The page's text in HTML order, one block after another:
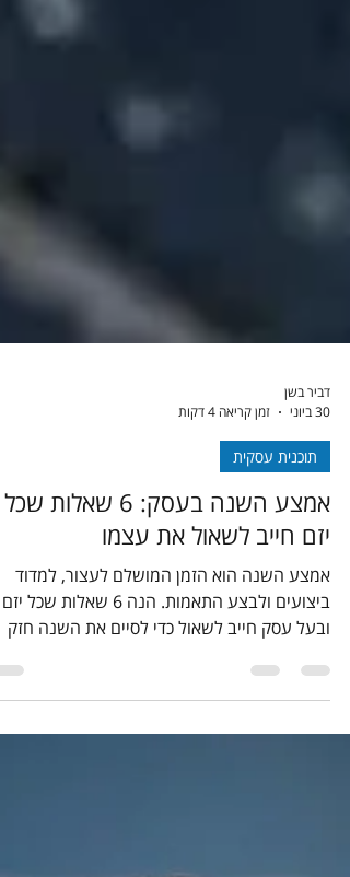
דביר בשן
30 ביוני
זמן קריאה 4 דקות
תוכנית עסקית
אמצע השנה בעסק: 6 שאלות שכל
יזם חייב לשאול את עצמו
אמצע השנה הוא הזמן המושלם לעצור, למדוד
ובעל עסק חייב לשאול כדי לסיים את השנה חזק
ומדויק יותר.